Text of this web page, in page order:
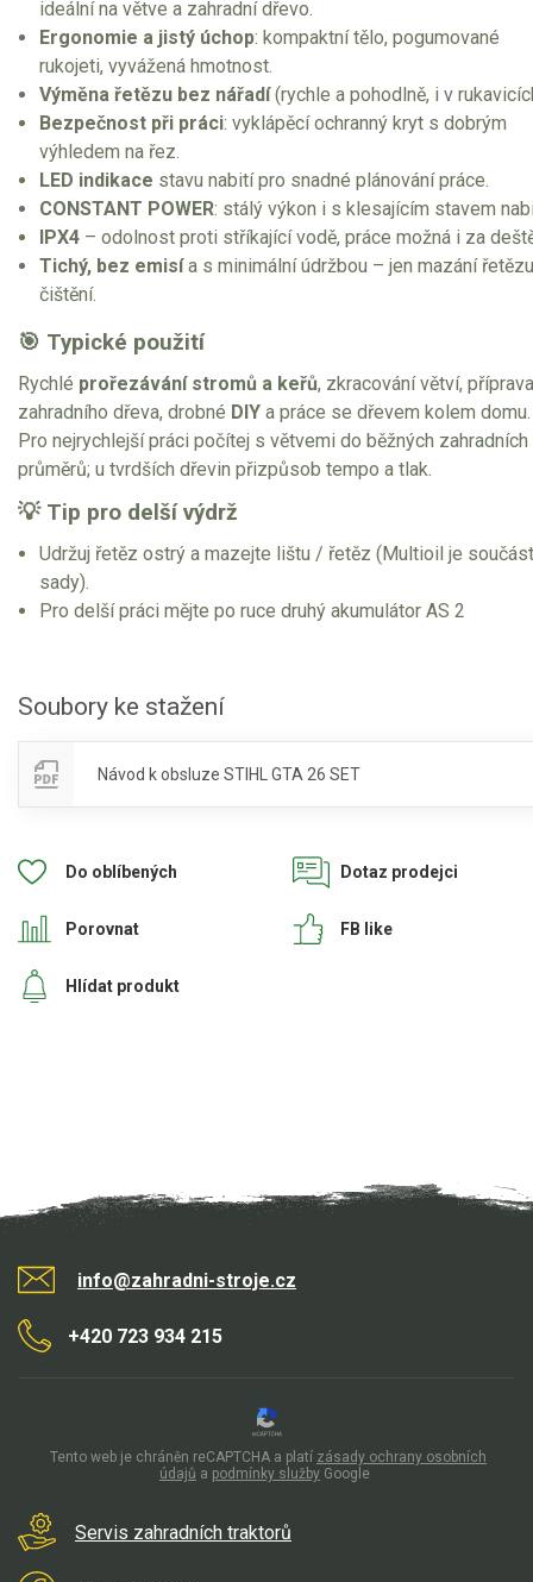
Elektrické čtyřkolky
Náhradní díly
Náhradní díly pro motorové pily
Zahradní traktory
Řetězové pily
Náhradní díly pro křovinořezy
Náhradní díly pro sekačky
ideální na větve a zahradní dřevo.
Ergonomie a jistý úchop: kompaktní tělo, pogumované
rukojeti, vyvážená hmotnost.
Výměna řetězu bez nářadí(rychle a pohodlně, i v
Bezpečnost při práci: vyklápěcí ochranný kryt s dobrým
výhledem na řez.
LED indikace stavu nabití pro snadné plánování práce.
CONSTANT POWER: stálý výkon i s klesajícím stavem
IPX4 – odolnost proti stříkající vodě, práce možná i za
Tichý, bez emisía s minimální údržbou – jen mazání
čištění.
🎯 Typické použití
Rychlé prořezávání stromů a keřů, zkracování větví, příprava
zahradního dřeva, drobné DIY a práce se dřevem kolem domu.
Pro nejrychlejší práci počítej s větvemi do běžných zahradních
průměrů; u tvrdších dřevin přizpůsob tempo a tlak.
💡 Tip pro delší výdrž
Udržuj řetěz ostrý a mazejte lištu / řetěz (Multioil je
sady).
Pro delší práci mějte po ruce druhý akumulátor AS 2
Soubory ke stažení
Návod k obsluze STIHL GTA 26 SET
Do oblíbených
Porovnat
Dotaz prodejci
Hlídat produkt
FB like
info@zahradni-stroje.cz
+420 723 934 215
Servis zahradních traktorů
Tento web je chráněn reCAPTCHA a platí zásady ochrany osobních
údajů a podmínky služby Google